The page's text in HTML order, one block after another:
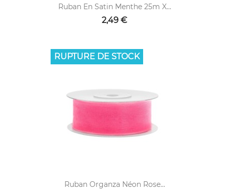
Ruban En Satin Menthe 25m X...
2,49 €
Ruban Organza Néon Rose...
RUPTURE DE STOCK